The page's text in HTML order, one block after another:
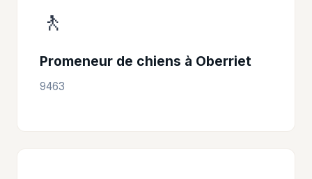
🚶
Promeneur de chiens à Oberriet
9463